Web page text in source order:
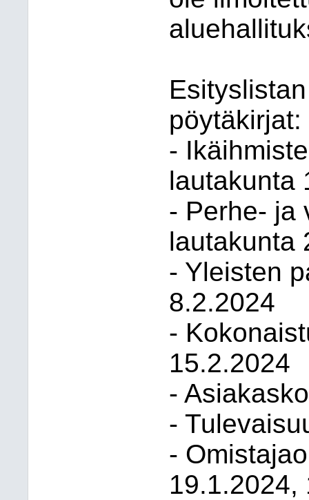
pöytäkirjat:
-
lautakunta
- Perhe- ja
lautakunta
- Yleisten
8.2.2024
-
15.2.2024
-
-
-
19.1.2024,